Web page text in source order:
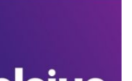
الأمان على